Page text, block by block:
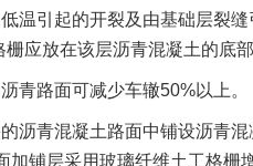
温引起的开裂及由基础层裂
应放在该层沥青混凝土的底部
青路面可减少车辙50%以上。
沥青混凝土路面中铺设沥青
铺层采用玻璃纤维土工格